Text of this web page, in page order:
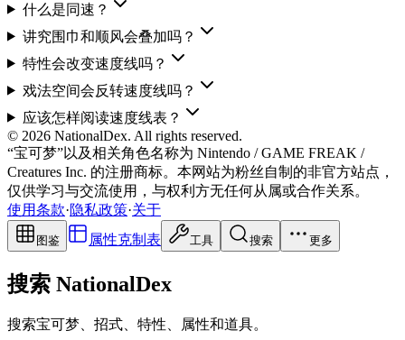
什么是同速？
讲究围巾和顺风会叠加吗？
特性会改变速度线吗？
戏法空间会反转速度线吗？
应该怎样阅读速度线表？
© 2026 NationalDex. All rights reserved.
“宝可梦”以及相关角色名称为 Nintendo / GAME FREAK /
Creatures Inc. 的注册商标。本网站为粉丝自制的非官方站点，
仅供学习与交流使用，与权利方无任何从属或合作关系。
使用条款·隐私政策·关于
图鉴 属性克制表 工具 搜索 更多
搜索 NationalDex
搜索宝可梦、招式、特性、属性和道具。